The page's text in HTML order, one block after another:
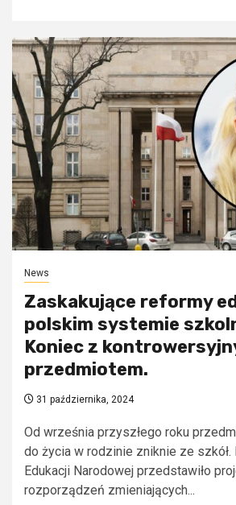
News
Zaskakujące reformy
polskim systemie
Koniec z
przedmiotem.
31 października, 2024
Od września przyszłego roku
do życia w rodzinie zniknie ze
Edukacji Narodowej przedstawiło
rozporządzeń zmieniających...